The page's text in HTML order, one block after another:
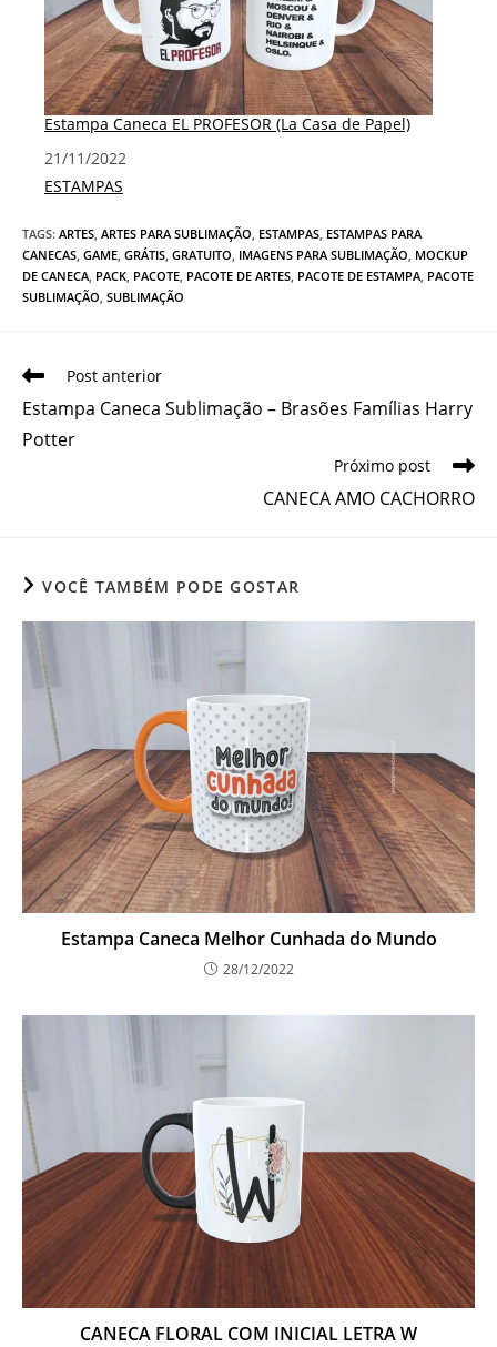
Estampa Caneca EL PROFESOR (La Casa de Papel)
Data
21/11/2022
Em relação a
ESTAMPAS
TAGS: ARTES ARTES PARA SUBLIMAÇÃO ESTAMPAS ESTAMPAS PARA
CANECAS GAME GRÁTIS GRATUITO IMAGENS PARA SUBLIMAÇÃO MOCKUP
DE CANECA PACK PACOTE PACOTE DE ARTES PACOTE DE ESTAMPA PACOTE
SUBLIMAÇÃO SUBLIMAÇÃO
Leia
artigos
Post anterior
Estampa Caneca Sublimação – Brasões Famílias Harry
Potter
Próximo post
CANECA AMO CACHORRO
VOCÊ TAMBÉM PODE GOSTAR
Estampa Caneca Melhor Cunhada do Mundo
28/12/2022
CANECA FLORAL COM INICIAL LETRA W